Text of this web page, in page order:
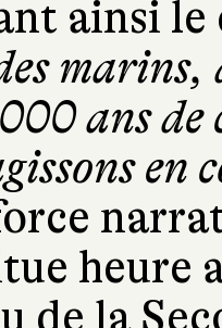
ainsi le
ans
en
heure
de la